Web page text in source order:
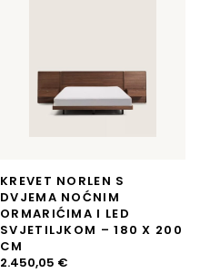
KREVET NORLEN S
DVJEMA NOĆNIM
ORMARIĆIMA I LED
SVJETILJKOM – 180 X 200
CM
2.450,05 €